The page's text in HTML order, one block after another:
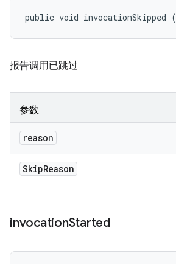
public void invocationSkipped (
报告调用已跳过
参数
reason
SkipReason
invocationStarted